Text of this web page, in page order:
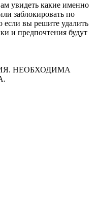
увидеть какие именно
заблокировать по
если вы решите удалить
и предпочтения будут
НЕОБХОДИМА